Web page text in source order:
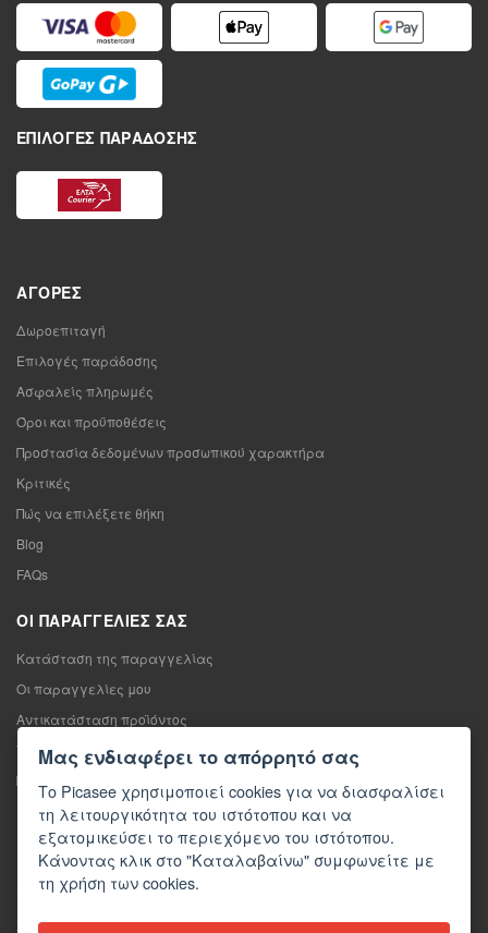
ΕΠΙΛΟΓΈΣ ΠΑΡΆΔΟΣΗΣ
ΑΓΟΡΈΣ
Δωροεπιταγή
Επιλογές παράδοσης
Ασφαλείς πληρωμές
Όροι και προϋποθέσεις
Προστασία δεδομένων προσωπικού χαρακτήρα
Κριτικές
Πώς να επιλέξετε θήκη
Blog
FAQs
ΟΙ ΠΑΡΑΓΓΕΛΊΕΣ ΣΑΣ
Κατάσταση της παραγγελίας
Οι παραγγελίες μου
Αντικατάσταση προϊόντος
Υπαναχώρηση από τη σύμβαση πώλησης
Παράπονο
ΕΠΙΚΟΙΝΩΝΊΑ
Επικοινωνία
Φόρμα επικοινωνίας
Χονδρική πώληση
Μας ενδιαφέρει το απόρρητό σας
Το Picasee χρησιμοποιεί cookies για να διασφαλίσει
τη λειτουργικότητα του ιστότοπου και να
εξατομικεύσει το περιεχόμενο του ιστότοπου.
Κάνοντας κλικ στο "Καταλαβαίνω" συμφωνείτε με
τη χρήση των cookies.